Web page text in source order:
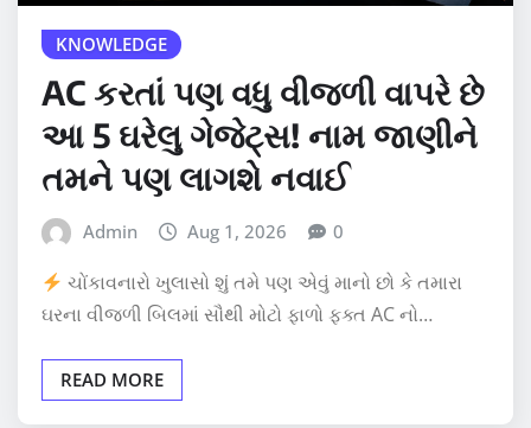
KNOWLEDGE
AC કરતાં પણ વધુ વીજળી વાપરે છે
આ 5 ઘરેલુ ગેજેટ્સ! નામ જાણીને
તમને પણ લાગશે નવાઈ
Admin Aug 1, 2026 0
ચોંકાવનારો ખુલાસો શું તમે પણ એવું માનો છો કે તમારા
ઘરના વીજળી બિલમાં સૌથી મોટો ફાળો ફક્ત AC નો…
READ MORE